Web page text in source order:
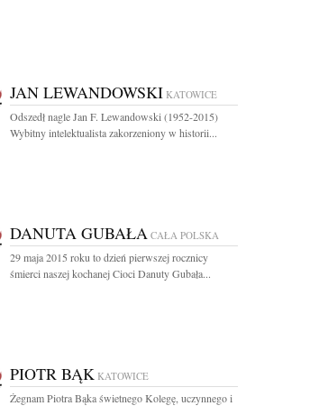
JAN LEWANDOWSKI KATOWICE
Odszedł nagle Jan F. Lewandowski (1952-2015)
Wybitny intelektualista zakorzeniony w historii...
DANUTA GUBAŁA CAŁA POLSKA
29 maja 2015 roku to dzień pierwszej rocznicy
śmierci naszej kochanej Cioci Danuty Gubała...
PIOTR BĄK KATOWICE
Żegnam Piotra Bąka świetnego Kolegę, uczynnego i